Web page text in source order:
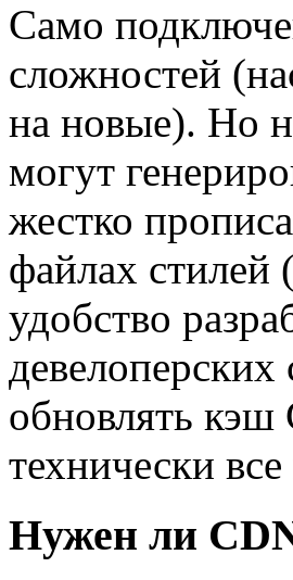
Само
сложностей
на новые). Но
могут
жестко
файлах стилей
удобство
обновлять
технически
Нужен ли